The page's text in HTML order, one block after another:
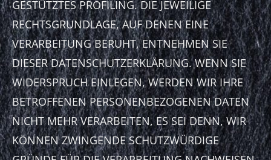
GESTÜTZTES PROFILING. DIE JEWEILIGE
RECHTSGRUNDLAGE, AUF DENEN EINE
VERARBEITUNG BERUHT, ENTNEHMEN SIE
DIESER DATENSCHUTZERKLÄRUNG. WENN SIE
WIDERSPRUCH EINLEGEN, WERDEN WIR IHRE
BETROFFENEN PERSONENBEZOGENEN DATEN
NICHT MEHR VERARBEITEN, ES SEI DENN, WIR
KÖNNEN ZWINGENDE SCHUTZWÜRDIGE